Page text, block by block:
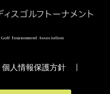
個人情報保護方針